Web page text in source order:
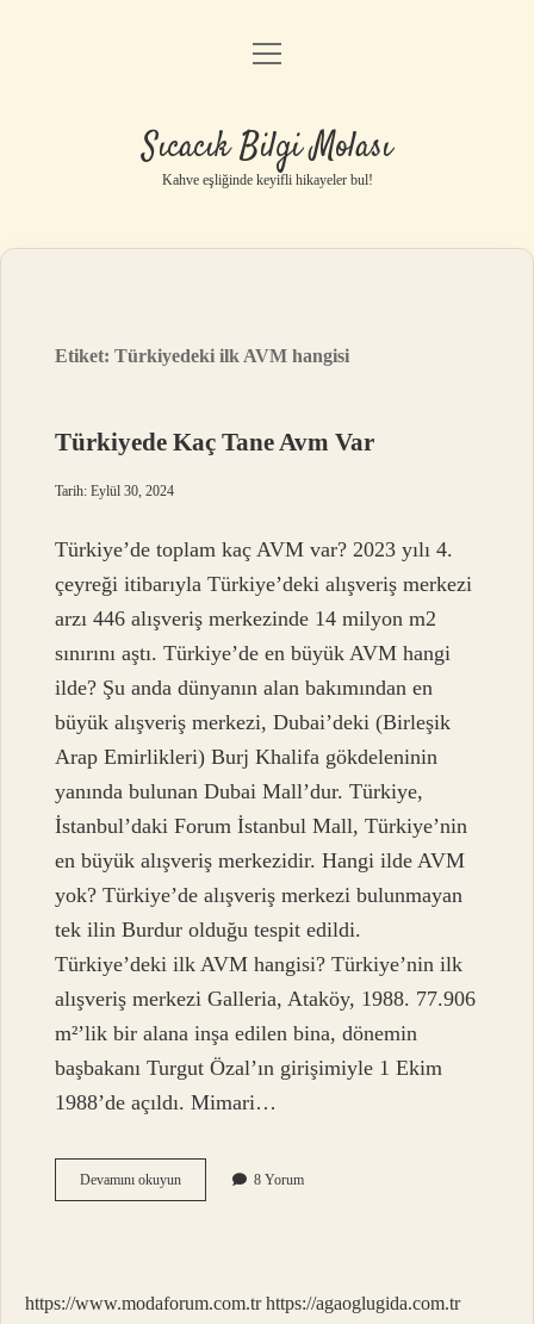
Anasayfa
Yasal Uyarı
menüyü
Sıcacık Bilgi Molası
Kahve eşliğinde keyifli hikayeler bul!
Etiket:Türkiyedeki ilk AVM hangisi
Türkiyede Kaç Tane Avm Var
Tarih: Eylül 30, 2024
Türkiye’de toplam kaç AVM var? 2023 yılı 4.
çeyreği itibarıyla Türkiye’deki alışveriş merkezi
arzı 446 alışveriş merkezinde 14 milyon m2
sınırını aştı. Türkiye’de en büyük AVM hangi
ilde? Şu anda dünyanın alan bakımından en
büyük alışveriş merkezi, Dubai’deki (Birleşik
Arap Emirlikleri) Burj Khalifa gökdeleninin
yanında bulunan Dubai Mall’dur. Türkiye,
İstanbul’daki Forum İstanbul Mall, Türkiye’nin
en büyük alışveriş merkezidir. Hangi ilde AVM
yok? Türkiye’de alışveriş merkezi bulunmayan
tek ilin Burdur olduğu tespit edildi.
Türkiye’deki ilk AVM hangisi? Türkiye’nin ilk
alışveriş merkezi Galleria, Ataköy, 1988. 77.906
m²’lik bir alana inşa edilen bina, dönemin
başbakanı Turgut Özal’ın girişimiyle 1 Ekim
1988’de açıldı. Mimari…
Devamını okuyunTürkiyede
Kaç
8 Yorum
https://www.modaforum.com.tr https://agaoglugida.com.tr